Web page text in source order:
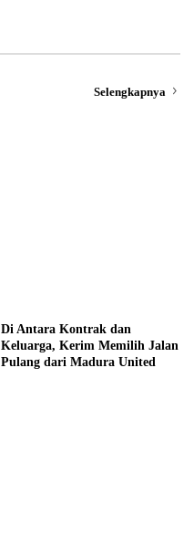
Selengkapnya
Di Antara Kontrak dan
Keluarga, Kerim Memilih Jalan
Pulang dari Madura United